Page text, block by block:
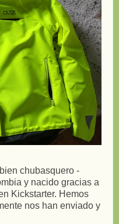
chubasquero -
y nacido gracias a
Kickstarter. Hemos
nos han enviado y